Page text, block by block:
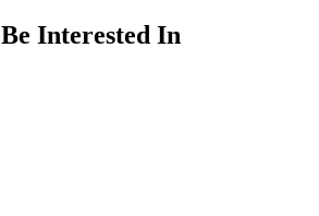
Interested In